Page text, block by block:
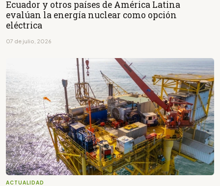
Ecuador y otros países de América Latina
evalúan la energía nuclear como opción
eléctrica
07 de julio, 2026
ACTUALIDAD